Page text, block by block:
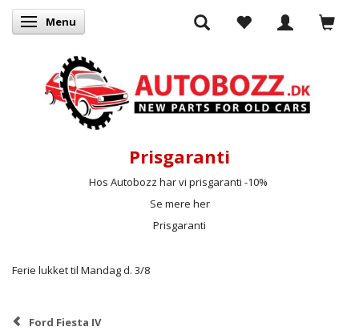
Skifte navigation
Menu
Prisgaranti
Hos Autobozz har vi prisgaranti -10%
Se mere her
Prisgaranti
Ferie lukket til Mandag d. 3/8
Ford Fiesta IV